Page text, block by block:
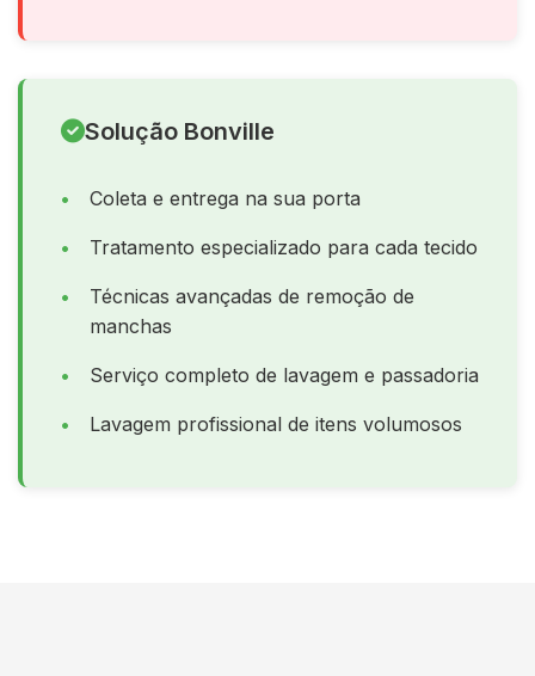
Solução Bonville
Coleta e entrega na sua porta
Tratamento especializado para cada tecido
Técnicas avançadas de remoção de
manchas
Serviço completo de lavagem e passadoria
Lavagem profissional de itens volumosos